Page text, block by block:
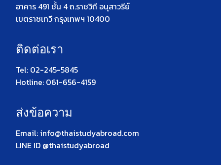
อาคาร 491 ชั้น 4 ถ.ราชวิถี อนุสาวรีย์
เขตราชเทวี กรุงเทพฯ 10400
ติดต่อเรา
Tel: 02-245-5845
Hotline: 061-656-4159
ส่งข้อความ
Email: info@thaistudyabroad.com
LINE ID @thaistudyabroad